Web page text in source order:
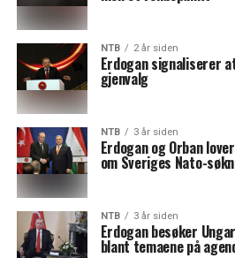
NTB 2 år siden
Erdogan signaliserer
gjenvalg
NTB 3 år siden
Erdogan og Orban
om Sveriges Nato-
NTB 3 år siden
Erdogan besøker
blant temaene på